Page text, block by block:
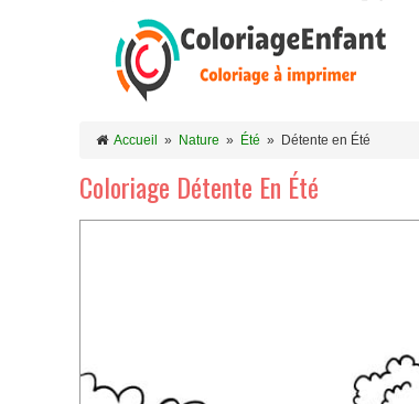
Accueil » Nature » Été » Détente en Été
Coloriage Détente En Été